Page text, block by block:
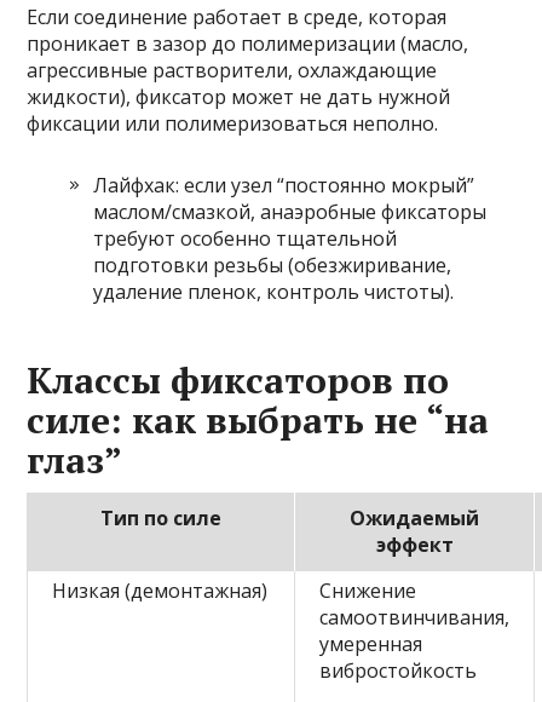
Если соединение работает в среде, которая
проникает в зазор до полимеризации (масло,
агрессивные растворители, охлаждающие
жидкости), фиксатор может не дать нужной
фиксации или полимеризоваться неполно.
Лайфхак: если узел “постоянно мокрый”
маслом/смазкой, анaэробные фиксаторы
требуют особенно тщательной
подготовки резьбы (обезжиривание,
удаление пленок, контроль чистоты).
Классы фиксаторов по
силе: как выбрать не “на
глаз”
Тип по силе
Ожидаемый
эффект
Низкая (демонтажная)
Снижение
самоотвинчивания,
умеренная
вибростойкость